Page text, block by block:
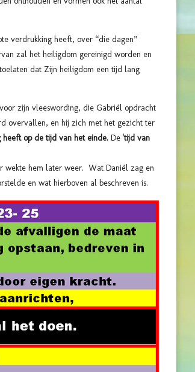
verdrukking heeft, over “die dagen”
zal het heiligdom gereinigd worden en
dat Zijn heiligdom een tijd lang
zijn vleeswording, die Gabriël opdracht
overvallen, en hij zich met het gezicht ter
heeft op de tijd van het einde. De 'tijd van
wekte hem later weer. Wat Daniël zag en
en wat hierboven al beschreven is.